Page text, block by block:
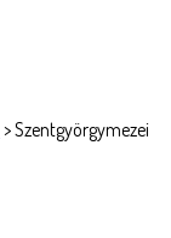
>Szentgyörgymezei